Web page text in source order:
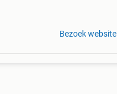
Bezoek website